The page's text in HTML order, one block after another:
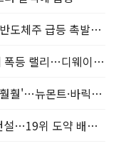
[美증시 특징주] 캐터필러 '어닝서프' 반도체주 급등 촉발…"AI 데이터센터 건설 강력"
[美증시 특징주] 양자컴퓨팅 오랜만에 폭등 랠리…디웨이브·아이온큐 주도
[美증시 특징주] 금값 급등에 광산주 '훨훨'…뉴몬트·바릭마이닝 주도
[2026 시공능력평가] 4계단 뛴 쌍용건설…19위 도약 배경엔 ‘재무체력’